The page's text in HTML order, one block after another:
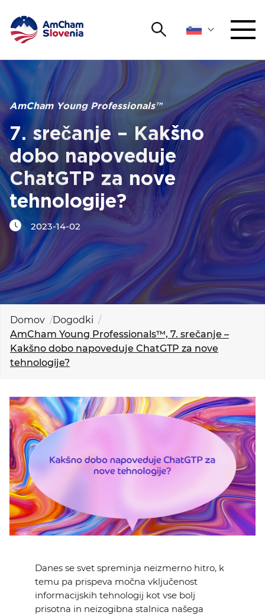
Išči
DOGODKI IN MREŽENJE
ZAGOVORNIŠTVO
AmCham YOUNG
MEDNARODNO SODELOVANJE
ČLANSTVO
O NAS
KOLEDAR DOGODKOV
KONTAKT
Želimo postati član
Iskalni niz
Išči
AmCham Young Professionals™
7. srečanje – Kakšno
dobo napoveduje
ChatGTP za nove
tehnologije?
2023-14-02
Domov
Dogodki
AmCham Young Professionals™, 7. srečanje –
Kakšno dobo napoveduje ChatGTP za nove
tehnologije?
Danes se svet spreminja neizmerno hitro, k
temu pa prispeva močna vključenost
informacijskih tehnologij kot vse bolj
prisotna in neizogibna stalnica našega